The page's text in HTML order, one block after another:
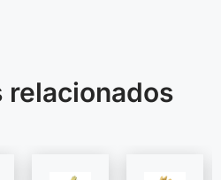
relacionados